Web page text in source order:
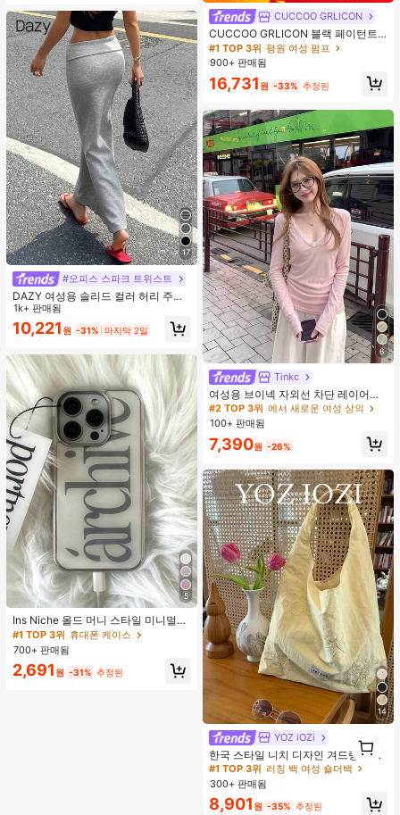
17
#오피스 스파크 트위스트
DAZY 여성용 솔리드 컬러 허리 주름
우아한 인어 스커트 여름
1k+ 판매됨
10,221 원 -31% 마지막 2일
5
Ins Niche 올드 머니 스타일 미니멀리
스트 영국식 전기 도금 실버 엣지 풀
커버리지 휴대폰 케이스, 아이폰 16 프
로 맥스, 애플 17 프로 맥스, 1/3/12/11,
14 프로 호환 (태그 없음)
#1 TOP 3위 휴대폰 케이스
700+ 판매됨
2,691 원 -31% 추정된
CUCCOO GRLICON
CUCCOO GRLICON 블랙 페이턴트
가죽 뾰족한 토 메탈 크리스크로스 스
트랩 더블 버클 장식 키튼 힐 뮬 슈즈,
쿨 걸즈를 위한 오토바이 스타일, 봄/
여름, 휴가, 여행, 2000년대 스타일에
적합
#1 TOP 3위 평원 여성 펌프
900+ 판매됨
16,731 원 -33% 추정된
6
Tinkc
여성용 브이넥 자외선 차단 레이어링
다용도 긴팔 티셔츠 탑, 봄/여름 핑크
#2 TOP 3위 에서 새로운 여성 상의
높은 재방문 고객
#2 TOP 3위 에서 새로운 여성 상의
높은 재방문 고객
#2 TOP 3위 에서 새로운 여성 상의
높은 재방문 고객
#2 TOP 3위
에서 새로운 여성 상의
높은 재방문 고객
100+ 판매됨
7,390원 -26%
14
YOZ iOZi
한국 스타일 니치 디자인 겨드랑이 숄
더백, 다용도 패션 부드러운 여름 숄더
토트백 여성용,
#1 TOP 3위 러칭 백 여성 숄더백
거의 매진!
#1 TOP 3위 러칭 백 여성 숄더백
거의 매진!
#1 TOP 3위 러칭 백 여성 숄더백
거의 매진!
#1 TOP 3위
러칭 백 여성 숄더백
300+ 판매됨
8,901 원 -35% 추정된